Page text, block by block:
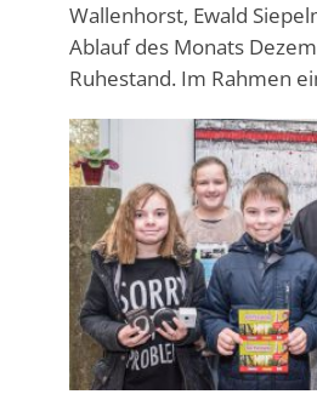
Wallenhorst, Ewald
Ablauf des Monats
Ruhestand. Im Rahmen